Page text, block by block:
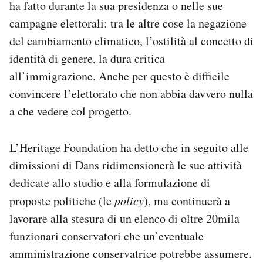
ha fatto durante la sua presidenza o nelle sue
campagne elettorali: tra le altre cose la negazione
del cambiamento climatico, l’ostilità al concetto di
identità di genere, la dura critica
all’immigrazione. Anche per questo è difficile
convincere l’elettorato che non abbia davvero nulla
a che vedere col progetto.
L’Heritage Foundation ha detto che in seguito alle
dimissioni di Dans ridimensionerà le sue attività
dedicate allo studio e alla formulazione di
proposte politiche (lepolicy), ma continuerà a
lavorare alla stesura di un elenco di oltre 20mila
funzionari conservatori che un’eventuale
amministrazione conservatrice potrebbe assumere.